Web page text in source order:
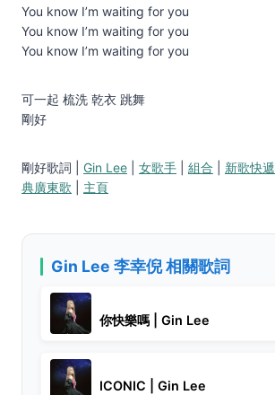
You know I’m waiting for you
You know I’m waiting for you
You know I’m waiting for you
可一起 梳洗 乾衣 跳舞
剛好
剛好歌詞 | Gin Lee 女歌手 組合 新歌快遞
典廣東歌
主頁
Gin Lee 李幸倪 相關歌詞
你快樂嗎 | Gin Lee
ICONIC | Gin Lee